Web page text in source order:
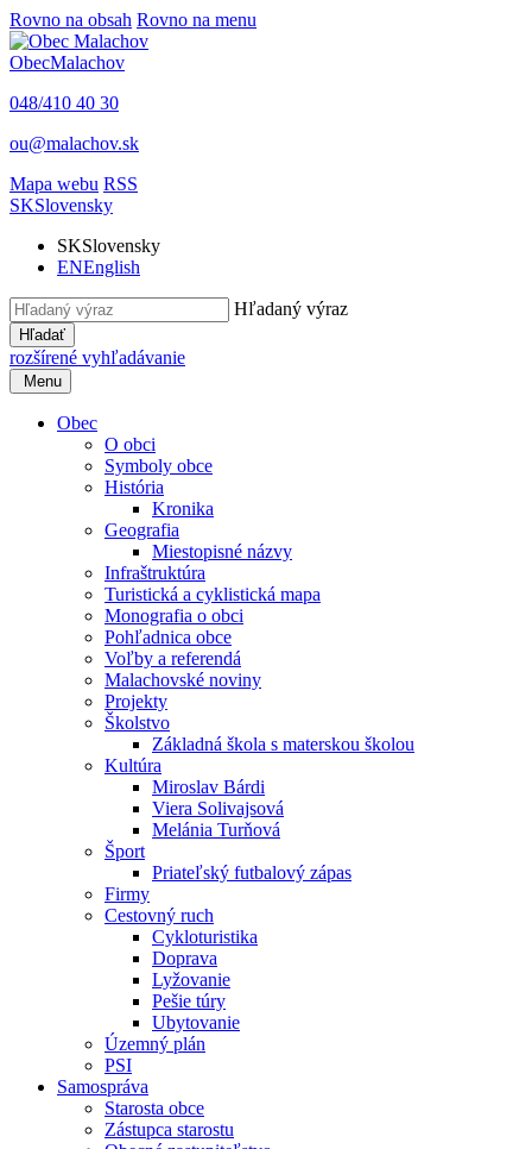
Rovno na obsah Rovno na menu
ObecMalachov
048/410 40 30
ou@malachov.sk
Mapa webu RSS
SKSlovensky
SKSlovensky
ENEnglish
Hľadaný výraz
Hľadať
rozšírené vyhľadávanie
Menu
Obec
O obci
Symboly obce
História
Kronika
Geografia
Miestopisné názvy
Infraštruktúra
Turistická a cyklistická mapa
Monografia o obci
Pohľadnica obce
Voľby a referendá
Malachovské noviny
Projekty
Školstvo
Základná škola s materskou školou
Kultúra
Miroslav Bárdi
Viera Solivajsová
Melánia Turňová
Šport
Priateľský futbalový zápas
Firmy
Cestovný ruch
Cykloturistika
Doprava
Lyžovanie
Pešie túry
Ubytovanie
Územný plán
PSI
Samospráva
Starosta obce
Zástupca starostu